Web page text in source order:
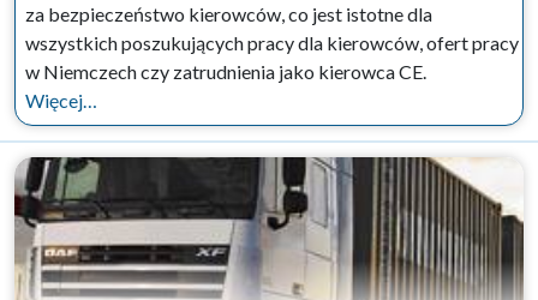
za bezpieczeństwo kierowców, co jest istotne dla
wszystkich poszukujących pracy dla kierowców, ofert pracy
w Niemczech czy zatrudnienia jako kierowca CE.
Więcej…